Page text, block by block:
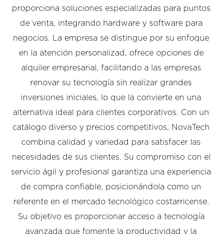
proporciona soluciones especializadas para puntos
de venta, integrando hardware y software para
negocios. La empresa se distingue por su enfoque
en la atención personalizad, ofrece opciones de
alquiler empresarial, facilitando a las empresas
renovar su tecnología sin realizar grandes
inversiones iniciales, lo que la convierte en una
alternativa ideal para clientes corporativos. Con un
catálogo diverso y precios competitivos, NovaTech
combina calidad y variedad para satisfacer las
necesidades de sus clientes. Su compromiso con el
servicio ágil y profesional garantiza una experiencia
de compra confiable, posicionándola como un
referente en el mercado tecnológico costarricense.
Su objetivo es proporcionar acceso a tecnología
avanzada que fomente la productividad y la